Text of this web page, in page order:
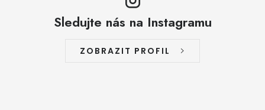
Sledujte nás na Instagramu
ZOBRAZIT PROFIL